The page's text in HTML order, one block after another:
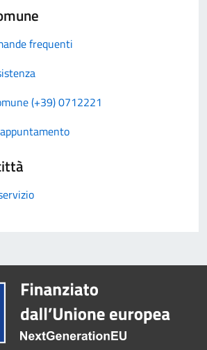
frequenti
(+39) 0712221